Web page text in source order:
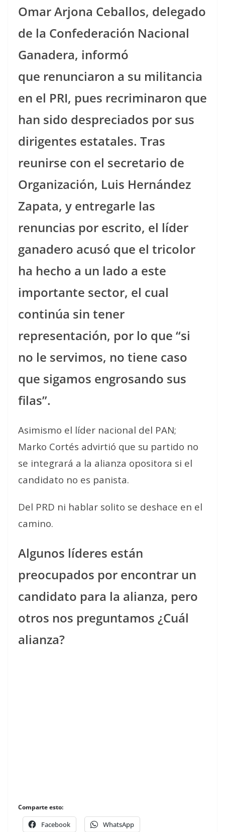
Omar Arjona Ceballos, delegado
de la Confederación Nacional
Ganadera, informó
que renunciaron a su militancia
en el PRI, pues recriminaron que
han sido despreciados por sus
dirigentes estatales. Tras
reunirse con el secretario de
Organización, Luis Hernández
Zapata, y entregarle las
renuncias por escrito, el líder
ganadero acusó que el tricolor
ha hecho a un lado a este
importante sector, el cual
continúa sin tener
representación, por lo que “si
no le servimos, no tiene caso
que sigamos engrosando sus
filas”.
Asimismo el líder nacional del PAN;
Marko Cortés advirtió que su partido no
se integrará a la alianza opositora si el
candidato no es panista.
Del PRD ni hablar solito se deshace en el
camino.
Algunos líderes están
preocupados por encontrar un
candidato para la alianza, pero
otros nos preguntamos ¿Cuál
alianza?
Comparte esto:
Facebook WhatsApp